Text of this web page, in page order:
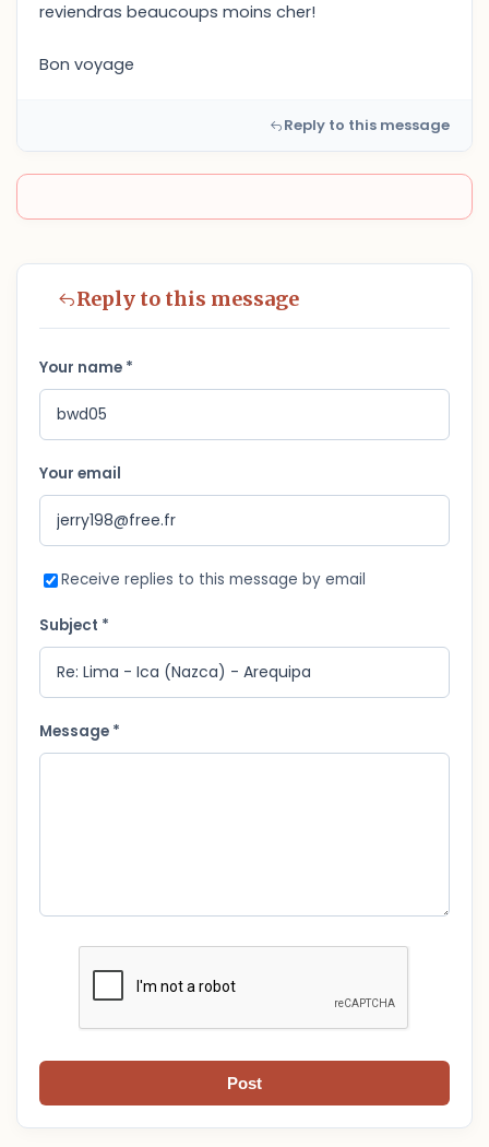
reviendras beaucoups moins cher!
Bon voyage
Reply to this message
Reply to this message
Your name *
Your email
Receive replies to this message by email
Subject *
Message *
Post